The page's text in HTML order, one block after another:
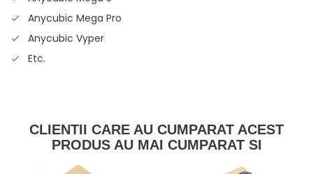
Anycubic Mega Pro
Anycubic Vyper
Etc.
CLIENTII CARE AU CUMPARAT ACEST
PRODUS AU MAI CUMPARAT SI